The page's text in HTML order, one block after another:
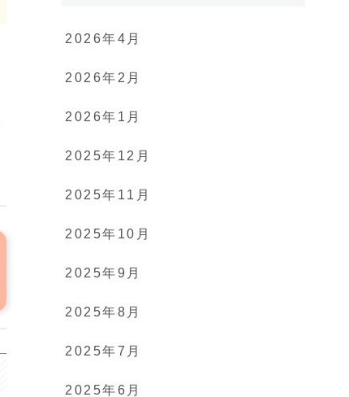
2026年4月
2026年2月
2026年1月
2025年12月
2025年11月
2025年10月
2025年9月
2025年8月
2025年7月
2025年6月